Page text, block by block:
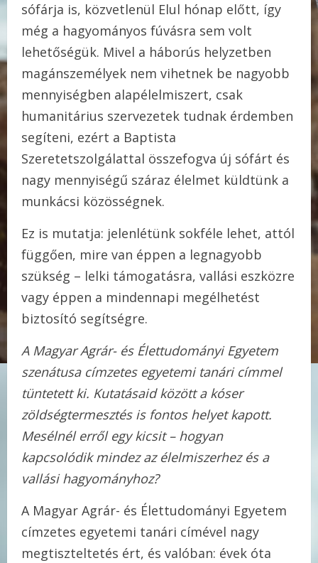
sófárja is, közvetlenül Elul hónap előtt, így
még a hagyományos fúvásra sem volt
lehetőségük. Mivel a háborús helyzetben
magánszemélyek nem vihetnek be nagyobb
mennyiségben alapélelmiszert, csak
humanitárius szervezetek tudnak érdemben
segíteni, ezért a Baptista
Szeretetszolgálattal összefogva új sófárt és
nagy mennyiségű száraz élelmet küldtünk a
munkácsi közösségnek.
Ez is mutatja: jelenlétünk sokféle lehet, attól
függően, mire van éppen a legnagyobb
szükség – lelki támogatásra, vallási eszközre
vagy éppen a mindennapi megélhetést
biztosító segítségre.
A Magyar Agrár- és Élettudományi Egyetem
szenátusa címzetes egyetemi tanári címmel
tüntetett ki. Kutatásaid között a kóser
zöldségtermesztés is fontos helyet kapott.
Mesélnél erről egy kicsit – hogyan
kapcsolódik mindez az élelmiszerhez és a
vallási hagyományhoz?
A Magyar Agrár- és Élettudományi Egyetem
címzetes egyetemi tanári címével nagy
megtiszteltetés ért, és valóban: évek óta